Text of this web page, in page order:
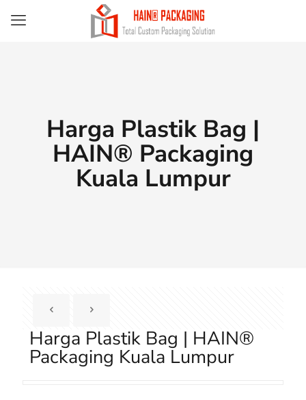
Harga Plastik Bag |
HAIN® Packaging
Kuala Lumpur
Harga Plastik Bag | HAIN®
Packaging Kuala Lumpur